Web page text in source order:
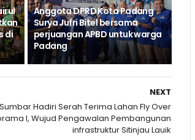
di
Anggota DPRD Kota Padang
Surya Jufri Bitel bersama
perjuangan APBD untuk warga
Padang
NEXT
Hadiri Serah Terima Lahan Fly Over
I, Wujud Pengawalan Pembangunan
infrastruktur Sitinjau Lauik